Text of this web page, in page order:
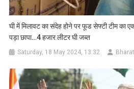
घी में मिलावट का संदेह होने पर फूड सेफ्टी टीम का
पड़ा छापा…4 हजार लीटर घी जब्त
Saturday, 18 May 2024, 13:32